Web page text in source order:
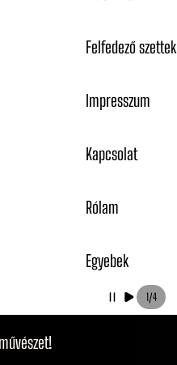
Felfedező szettek
Impresszum
Kapcsolat
Rólam
Egyebek
1/4